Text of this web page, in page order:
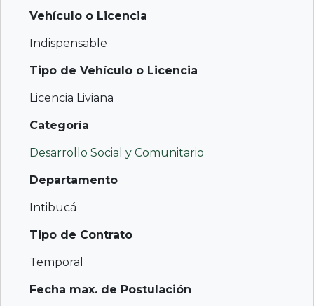
Vehículo o Licencia
Indispensable
Tipo de Vehículo o Licencia
Licencia Liviana
Categoría
Desarrollo Social y Comunitario
Departamento
Intibucá
Tipo de Contrato
Temporal
Fecha max. de Postulación